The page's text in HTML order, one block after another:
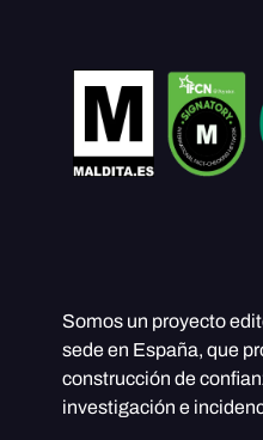
Somos un proyecto
sede en España, que
construcción de
investigación e